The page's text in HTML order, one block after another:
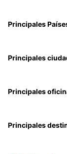
Principales
Principales
Principales
Principales